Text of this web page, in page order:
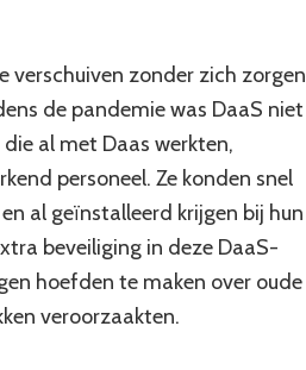
verschuiven zonder zich zorgen
de pandemie was DaaS niet
al met Daas werkten,
personeel. Ze konden snel
al geïnstalleerd krijgen bij hun
beveiliging in deze DaaS-
hoefden te maken over oude
veroorzaakten.